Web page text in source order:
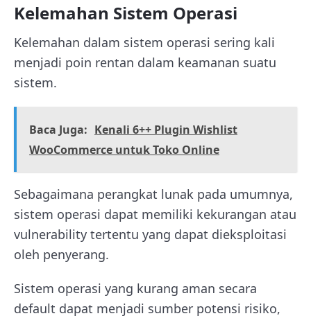
Kelemahan Sistem Operasi
Kelemahan dalam sistem operasi sering kali
menjadi poin rentan dalam keamanan suatu
sistem.
Baca Juga: Kenali 6++ Plugin Wishlist
WooCommerce untuk Toko Online
Sebagaimana perangkat lunak pada umumnya,
sistem operasi dapat memiliki kekurangan atau
vulnerability tertentu yang dapat dieksploitasi
oleh penyerang.
Sistem operasi yang kurang aman secara
default dapat menjadi sumber potensi risiko,